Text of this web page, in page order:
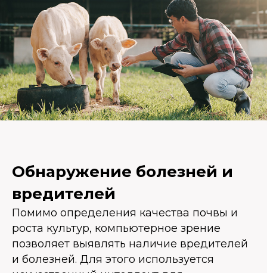
Обнаружение болезней и
вредителей
Помимо определения качества почвы и
роста культур, компьютерное зрение
позволяет выявлять наличие вредителей
и болезней. Для этого используется